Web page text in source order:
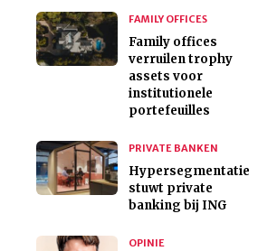
FAMILY OFFICES
Family offices
verruilen trophy
assets voor
institutionele
portefeuilles
PRIVATE BANKEN
Hypersegmentatie
stuwt private
banking bij ING
OPINIE